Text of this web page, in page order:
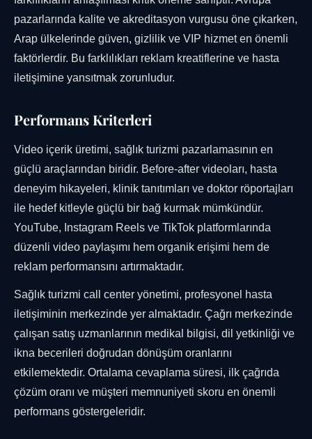
pazarlarında kalite ve akreditasyon vurgusu öne çıkarken,
Arap ülkelerinde güven, gizlilik ve VIP hizmet en önemli
faktörlerdir. Bu farklılıkları reklam kreatiflerine ve hasta
iletişimine yansıtmak zorunludur.
Performans Kriterleri
Video içerik üretimi, sağlık turizmi pazarlamasının en
güçlü araçlarından biridir. Before-after videoları, hasta
deneyim hikayeleri, klinik tanıtımları ve doktor röportajları
ile hedef kitleyle güçlü bir bağ kurmak mümkündür.
YouTube, Instagram Reels ve TikTok platformlarında
düzenli video paylaşımı hem organik erişimi hem de
reklam performansını artırmaktadır.
Sağlık turizmi call center yönetimi, profesyonel hasta
iletişiminin merkezinde yer almaktadır. Çağrı merkezinde
çalışan satış uzmanlarının medikal bilgisi, dil yetkinliği ve
ikna becerileri doğrudan dönüşüm oranlarını
etkilemektedir. Ortalama cevaplama süresi, ilk çağrıda
çözüm oranı ve müşteri memnuniyeti skoru en önemli
performans göstergeleridir.